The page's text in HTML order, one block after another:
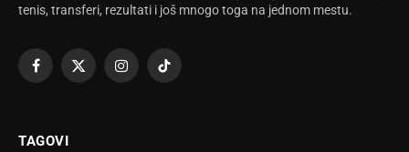
tenis, transferi, rezultati i još mnogo toga na jednom mestu.
Facebook
X
InstagramTikTok
TAGOVI